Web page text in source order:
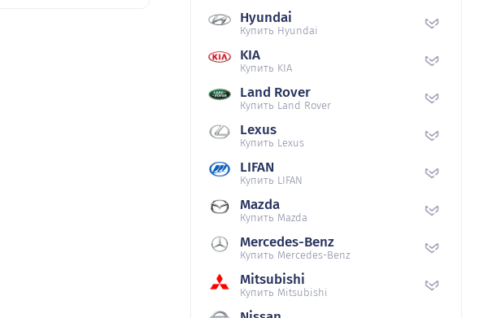
Hyundai
Купить Hyundai
KIA
Купить KIA
Land Rover
Купить Land Rover
Lexus
Купить Lexus
LIFAN
Купить LIFAN
Mazda
Купить Mazda
Mercedes-Benz
Купить Mercedes-Benz
Mitsubishi
Купить Mitsubishi